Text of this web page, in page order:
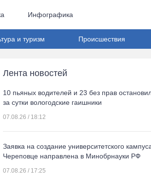
Инфографика
и туризм Происшествия
Лента новостей
10 пьяных водителей и 23 без прав
за сутки вологодские гаишники
07.08.26 / 18:12
Заявка на создание университетского
Череповце направлена в Минобрнауки РФ
07.08.26 / 17:25